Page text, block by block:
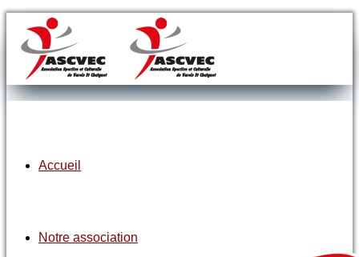
Accueil
Notre association